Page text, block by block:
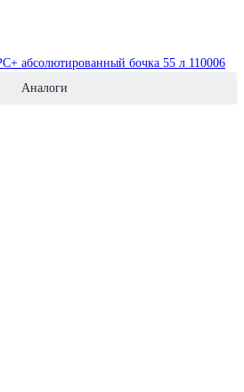
абсолютированный бочка 55 л 110006
Аналоги